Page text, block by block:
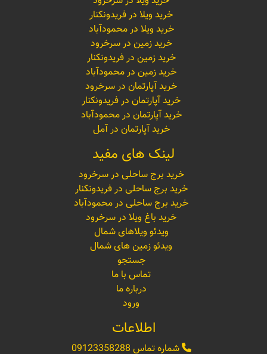
خرید ویلا در فریدونکنار
خرید ویلا در محمودآباد
خرید زمین در سرخرود
خرید زمین در فریدونکنار
خرید زمین در محمودآباد
خرید آپارتمان در سرخرود
خرید آپارتمان در فریدونکنار
خرید آپارتمان در محمودآباد
خرید آپارتمان در آمل
لینک های مفید
خرید برج ساحلی در سرخرود
خرید برج ساحلی در فریدونکنار
خرید برج ساحلی در محمودآباد
خرید باغ ویلا در سرخرود
ویدئو ویلاهای شمال
ویدئو زمین های شمال
جستجو
تماس با ما
درباره ما
ورود
اطلاعات
شماره تماس 09123358288